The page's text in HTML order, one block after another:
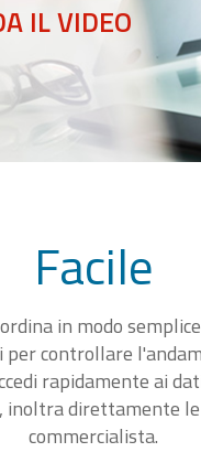
IL VIDEO
Facile
in modo
per controllare
rapidamente ai
direttamente
commercialista.